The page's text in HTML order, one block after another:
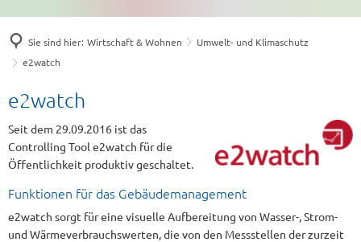
Sie sind hier: Wirtschaft & Wohnen
Umwelt- und Klimaschutz
e2watch
e2watch
e2watch
Seit dem 29.09.2016 ist das
Controlling Tool e2watch für die
Öffentlichkeit produktiv geschaltet.
Funktionen für das Gebäudemanagement
e2watch sorgt für eine visuelle Aufbereitung von Wasser-, Strom-
und Wärmeverbrauchswerten, die von den Messstellen der zurzeit